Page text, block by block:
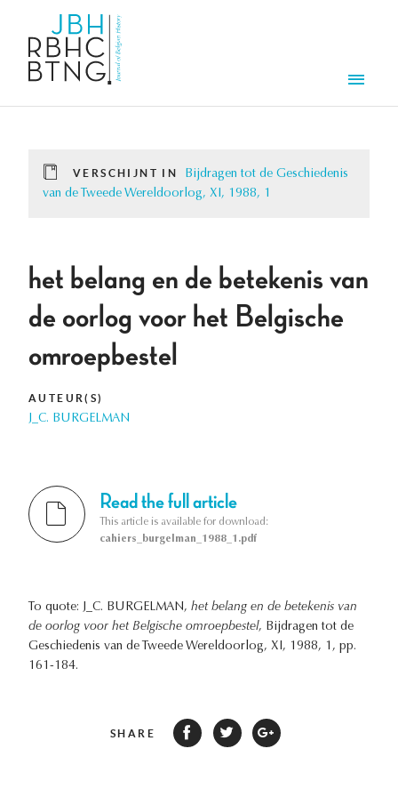
VERSCHIJNT IN
Bijdragen tot de Geschiedenis
van de Tweede Wereldoorlog, XI, 1988, 1
het belang en de betekenis van
de oorlog voor het Belgische
omroepbestel
AUTEUR(S)
J_C. BURGELMAN
Read the full article
This article is available for download:
cahiers_burgelman_1988_1.pdf
To quote: J_C. BURGELMAN, het belang en de betekenis van
de oorlog voor het Belgische omroepbestel, Bijdragen tot de
Geschiedenis van de Tweede Wereldoorlog, XI, 1988, 1, pp.
161-184.
SHARE